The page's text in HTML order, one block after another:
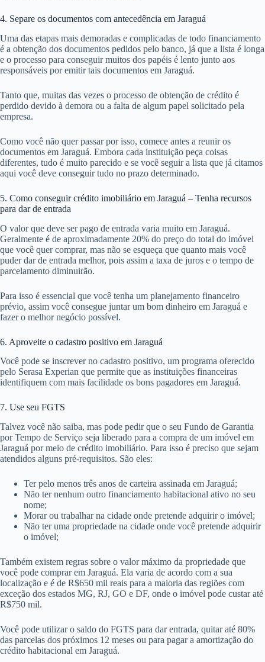
4. Separe os documentos com antecedência em Jaraguá
Uma das etapas mais demoradas e complicadas de todo financiamento
é a obtenção dos documentos pedidos pelo banco, já que a lista é longa
e o processo para conseguir muitos dos papéis é lento junto aos
responsáveis por emitir tais documentos em Jaraguá.
Tanto que, muitas das vezes o processo de obtenção de crédito é
perdido devido à demora ou a falta de algum papel solicitado pela
empresa.
Como você não quer passar por isso, comece antes a reunir os
documentos em Jaraguá. Embora cada instituição peça coisas
diferentes, tudo é muito parecido e se você seguir a lista que já citamos
aqui você deve conseguir tudo no prazo determinado.
5. Como conseguir crédito imobiliário em Jaraguá – Tenha recursos
para dar de entrada
O valor que deve ser pago de entrada varia muito em Jaraguá.
Geralmente é de aproximadamente 20% do preço do total do imóvel
que você quer comprar, mas não se esqueça que quanto mais você
puder dar de entrada melhor, pois assim a taxa de juros e o tempo de
parcelamento diminuirão.
Para isso é essencial que você tenha um planejamento financeiro
prévio, assim você consegue juntar um bom dinheiro em Jaraguá e
fazer o melhor negócio possível.
6. Aproveite o cadastro positivo em Jaraguá
Você pode se inscrever no cadastro positivo, um programa oferecido
pelo Serasa Experian que permite que as instituições financeiras
identifiquem com mais facilidade os bons pagadores em Jaraguá.
7. Use seu FGTS
Talvez você não saiba, mas pode pedir que o seu Fundo de Garantia
por Tempo de Serviço seja liberado para a compra de um imóvel em
Jaraguá por meio de crédito imobiliário. Para isso é preciso que sejam
atendidos alguns pré-requisitos. São eles:
Ter pelo menos três anos de carteira assinada em Jaraguá;
Não ter nenhum outro financiamento habitacional ativo no seu
nome;
Morar ou trabalhar na cidade onde pretende adquirir o imóvel;
Não ter uma propriedade na cidade onde você pretende adquirir
o imóvel;
Também existem regras sobre o valor máximo da propriedade que
você pode comprar em Jaraguá. Ela varia de acordo com a sua
localização e é de R$650 mil reais para a maioria das regiões com
exceção dos estados MG, RJ, GO e DF, onde o imóvel pode custar até
R$750 mil.
Você pode utilizar o saldo do FGTS para dar entrada, quitar até 80%
das parcelas dos próximos 12 meses ou para pagar a amortização do
crédito habitacional em Jaraguá.